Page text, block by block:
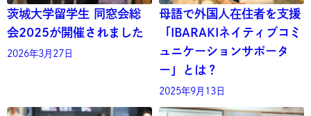
茨城大学留学生 同窓会総
会2025が開催されました
2026年3月27日
母語で外国人在住者を支援
「IBARAKIネイティブコミ
ュニケーションサポータ
ー」とは？
2025年9月13日